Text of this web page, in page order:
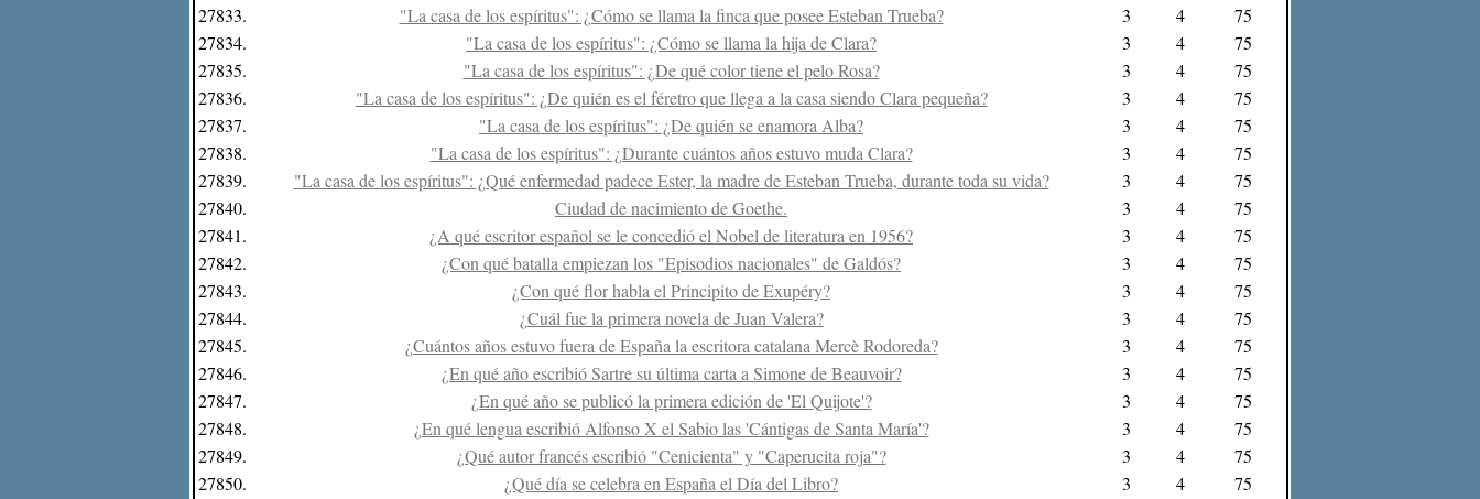
27833.
"La casa de los espíritus": ¿Cómo se llama la finca que posee Esteban Trueba? 3 4
75
27834.
"La casa de los espíritus": ¿Cómo se llama la hija de Clara? 3 4
75
27835.
"La casa de los espíritus": ¿De qué color tiene el pelo Rosa? 3 4
75
27836.
"La casa de los espíritus": ¿De quién es el féretro que llega a la casa siendo Clara pequeña? 3 4
75
27837.
"La casa de los espíritus": ¿De quién se enamora Alba? 3 4
75
27838.
"La casa de los espíritus": ¿Durante cuántos años estuvo muda Clara? 3 4
75
27839.
"La casa de los espíritus": ¿Qué enfermedad padece Ester, la madre de Esteban Trueba, durante toda su vida? 3 4
75
27840.
Ciudad de nacimiento de Goethe. 3 4
75
27841.
¿A qué escritor español se le concedió el Nobel de literatura en 1956? 3 4
75
27842.
¿Con qué batalla empiezan los "Episodios nacionales" de Galdós? 3 4
75
27843.
¿Con qué flor habla el Principito de Exupéry? 3 4
75
27844.
¿Cuál fue la primera novela de Juan Valera? 3 4
75
27845.
¿Cuántos años estuvo fuera de España la escritora catalana Mercè Rodoreda? 3 4
75
27846.
¿En qué año escribió Sartre su última carta a Simone de Beauvoir? 3 4
75
27847.
¿En qué año se publicó la primera edición de 'El Quijote'? 3 4
75
27848.
¿En qué lengua escribió Alfonso X el Sabio las 'Cántigas de Santa María'? 3 4
75
27849.
¿Qué autor francés escribió "Cenicienta" y "Caperucita roja"? 3 4
75
27850.
¿Qué día se celebra en España el Día del Libro? 3 4
75